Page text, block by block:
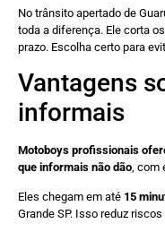
No trânsito apertado de
toda a diferença. Ele corta
prazo. Escolha certo para
Vantagens
informais
Motoboys profissionais
que informais não dão, com
Eles chegam em até 15
Grande SP. Isso reduz